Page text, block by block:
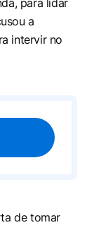
para lidar
a
intervir no
de tomar